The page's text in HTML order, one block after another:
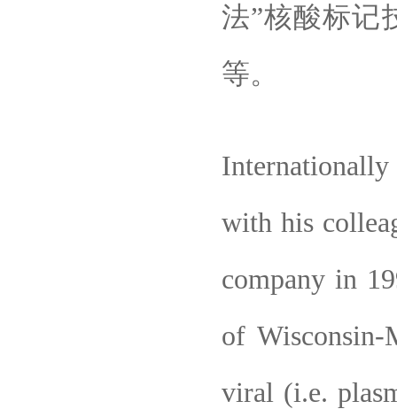
法”核酸标记
等。
with his
company in
of Wisconsin-
viral (i.e.